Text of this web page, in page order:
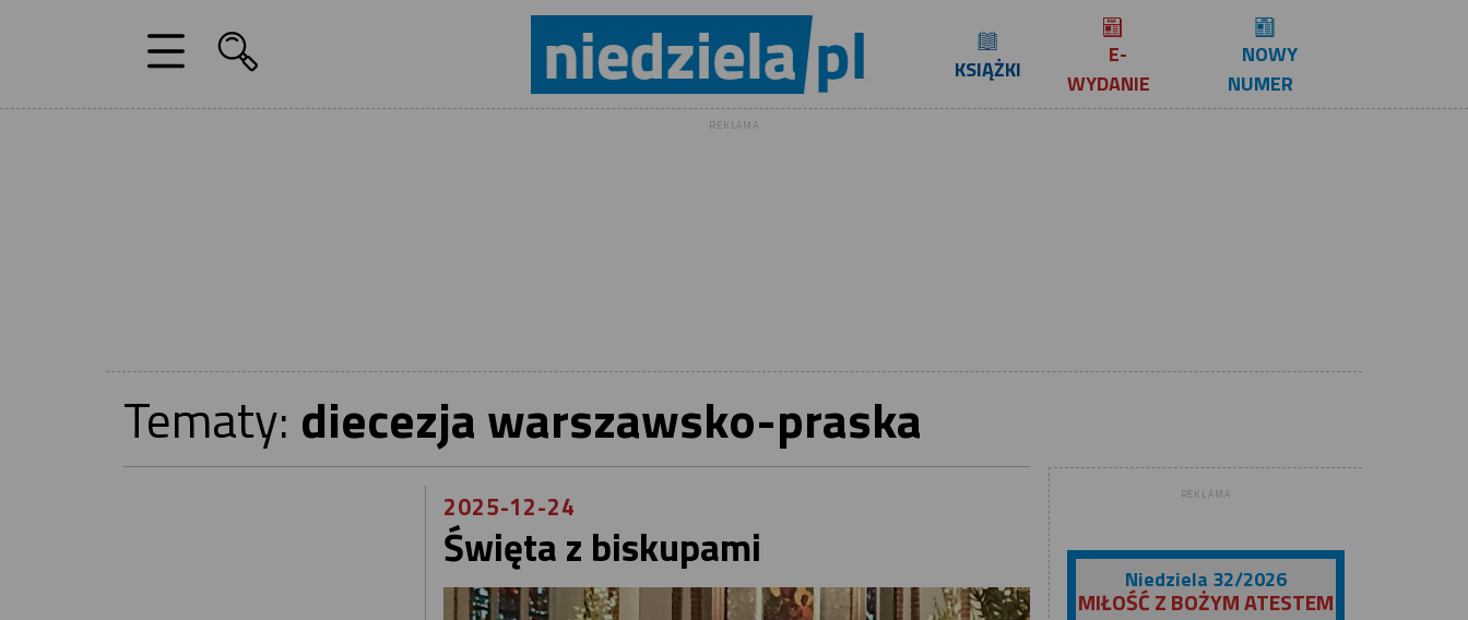
KSIĄŻKI
E-
WYDANIE
NOWY
NUMER
REKLAMA
Tematy: diecezja warszawsko-praska
2025-12-24
Święta z biskupami
REKLAMA
Niedziela 32/2026
MIŁOŚĆ Z BOŻYM ATESTEM